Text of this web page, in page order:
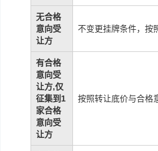
无合格
意向受
让方
不变更挂牌条件，按
有合格
意向受
让方,仅
征集到1
家合格
意向受
让方
按照转让底价与合格